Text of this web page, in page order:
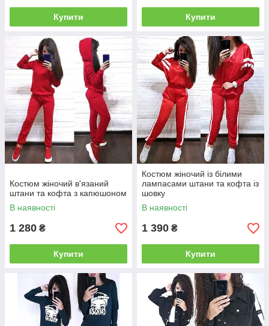
Купити Купити
Костюм жіночий в'язаний
штани та кофта з капюшоном
В наявності
1 280 ₴
Купити
Костюм жіночий із білими
лампасами штани та кофта із
шовку
В наявності
1 390 ₴
Купити